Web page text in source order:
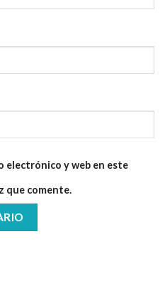
electrónico y web en este
que comente.